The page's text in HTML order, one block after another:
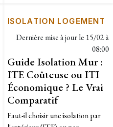
ISOLATION LOGEMENT
Dernière mise à jour le 15/02 à
08:00
Guide Isolation Mur :
ITE Coûteuse ou ITI
Économique ? Le Vrai
Comparatif
Faut-il choisir une isolation par